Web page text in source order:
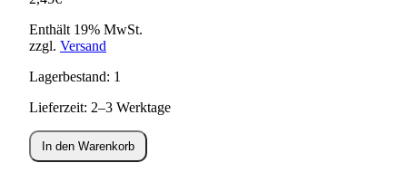
Enthält 19% MwSt.
zzgl. Versand
Lagerbestand: 1
Lieferzeit: 2–3 Werktage
Zündschlüssel
chrom-
In den Warenkorb